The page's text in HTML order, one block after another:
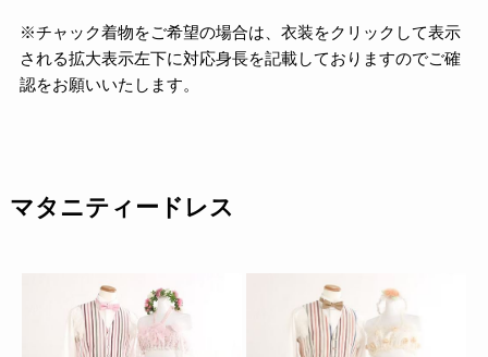
※チャック着物をご希望の場合は、衣装をクリックして表示
される拡大表示左下に対応身長を記載しておりますのでご確
認をお願いいたします。
マタニティードレス